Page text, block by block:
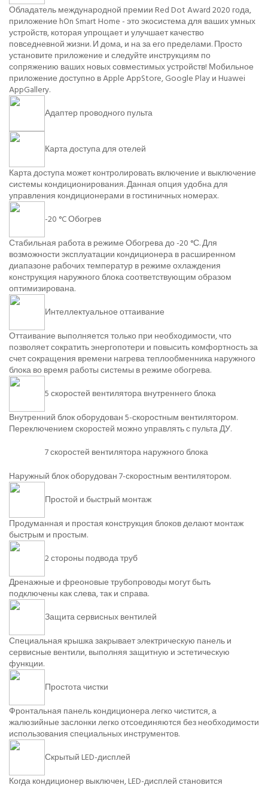
Обладатель международной премии Red Dot Award 2020 года,
приложение hOn Smart Home - это экосистема для ваших умных
устройств, которая упрощает и улучшает качество
повседневной жизни. И дома, и на за его пределами. Просто
установите приложение и следуйте инструкциям по
сопряжению ваших новых совместимых устройств! Мобильное
приложение доступно в Apple AppStore, Google Play и Huawei
AppGallery.
Адаптер проводного пульта
Карта доступа для отелей
Карта доступа может контролировать включение и выключение
системы кондиционирования. Данная опция удобна для
управления кондиционерами в гостиничных номерах.
-20 °C Обогрев
Стабильная работа в режиме Обогрева до -20 °С. Для
возможности эксплуатации кондиционера в расширенном
диапазоне рабочих температур в режиме охлаждения
конструкция наружного блока соответствующим образом
оптимизирована.
Интеллектуальное оттаивание
Оттаивание выполняется только при необходимости, что
позволяет сократить энергопотери и повысить комфортность за
счет сокращения времени нагрева теплообменника наружного
блока во время работы системы в режиме обогрева.
5 скоростей вентилятора внутреннего блока
Внутренний блок оборудован 5-скоростным вентилятором.
Переключением скоростей можно управлять с пульта ДУ.
7 скоростей вентилятора наружного блока
Наружный блок оборудован 7-скоростным вентилятором.
Простой и быстрый монтаж
Продуманная и простая конструкция блоков делают монтаж
быстрым и простым.
2 стороны подвода труб
Дренажные и фреоновые трубопроводы могут быть
подключены как слева, так и справа.
Защита сервисных вентилей
Специальная крышка закрывает электрическую панель и
сервисные вентили, выполняя защитную и эстетическую
функции.
Простота чистки
Фронтальная панель кондиционера легко чистится, а
жалюзийные заслонки легко отсоединяются без необходимости
использования специальных инструментов.
Скрытый LED-дисплей
Когда кондиционер выключен, LED-дисплей становится